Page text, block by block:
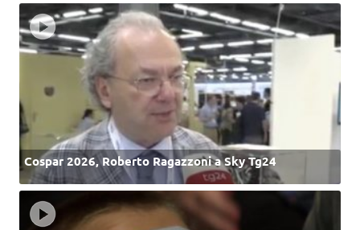
Cospar 2026, Roberto Ragazzoni a Sky Tg24